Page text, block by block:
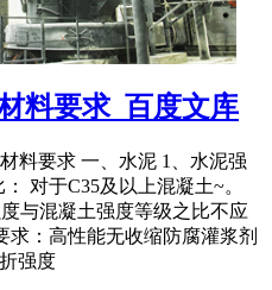
料要求_百度文库
料要求 一、水泥 1、水泥强
对于C35及以上混凝土~。
与混凝土强度等级之比不应
求：高性能无收缩防腐灌浆剂
强度